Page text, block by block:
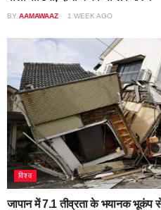
BY AAMAWAAZ 1 WEEK AGO
विश्व
जापान में 7.1 तीव्रता के भयानक भूकंप